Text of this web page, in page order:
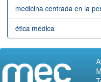
medicina centrada en la
ética médica